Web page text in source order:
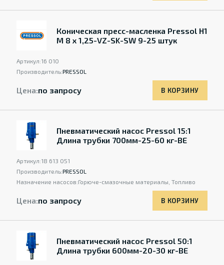
Коническая пресс-масленка Pressol H1
M 8 x 1,25-VZ-SK-SW 9-25 штук
Артикул:16 010
Производитель:PRESSOL
Цена:по запросу В КОРЗИНУ
Пневматический насос Pressol 15:1
Длина трубки 700мм-25-60 кг-BE
Артикул:18 613 051
Производитель:PRESSOL
Назначение насосов:Горюче-смазочные материалы, Топливо
Цена:по запросу В КОРЗИНУ
Пневматический насос Pressol 50:1
Длина трубки 600мм-20-30 кг-BE